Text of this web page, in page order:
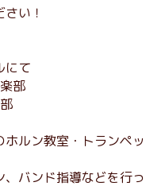
い！
にて
部
ルン教室・トランペッ
バンド指導などを行っ